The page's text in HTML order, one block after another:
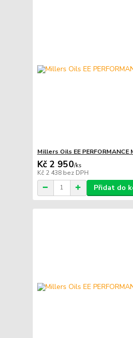
Millers Oils EE
Kč 2 950/ks
Kč 2 438 bez DPH
Přidat do